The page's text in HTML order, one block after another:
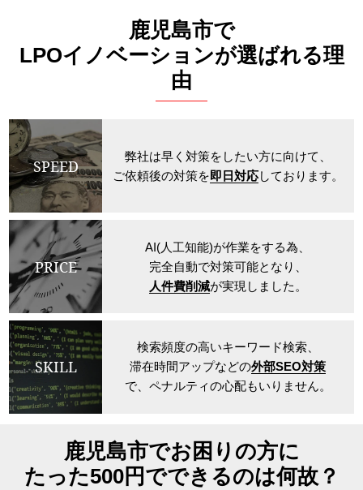
鹿児島市で
LPOイノベーションが選ばれる理
由
SPEED
弊社は早く対策をしたい方に向けて、
ご依頼後の対策を即日対応しております。
PRICE
AI(人工知能)が作業をする為、
完全自動で対策可能となり、
人件費削減が実現しました。
SKILL
検索頻度の高いキーワード検索、
滞在時間アップなどの外部SEO対策
で、ペナルティの心配もいりません。
鹿児島市でお困りの方に
たった500円でできるのは何故？